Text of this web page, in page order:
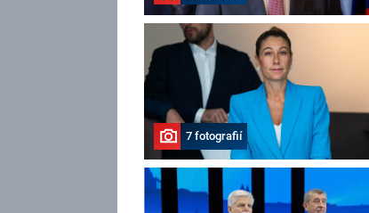
7 fotografií